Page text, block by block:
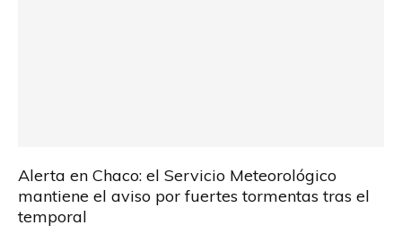
Alerta en Chaco: el Servicio Meteorológico
mantiene el aviso por fuertes tormentas tras el
temporal